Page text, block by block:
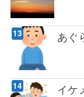
あぐ
イケ